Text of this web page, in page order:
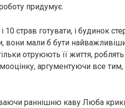
придумує.
10 страв готувати, і будинок
вони мали б бути
отруюють її життя, роблять
аргументуючи все
раннішню каву Люба